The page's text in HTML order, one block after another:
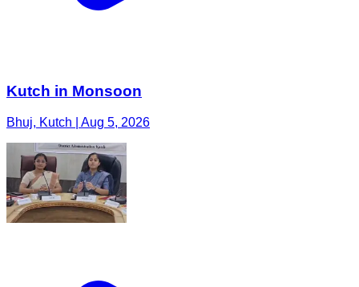
Kutch in Monsoon
Bhuj, Kutch | Aug 5, 2026